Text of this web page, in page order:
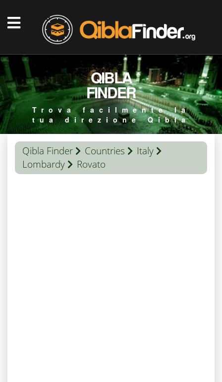
QIBLA
FINDER
Trova facilmente la
tua direzione Qibla
Qibla Finder Countries
Italy
Lombardy
Rovato